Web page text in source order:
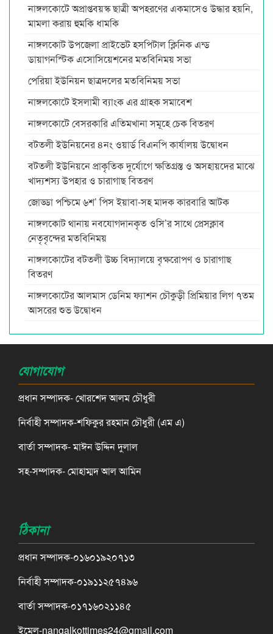
নাঙ্গলকোটে অপ্রাপ্তবয়স্ক ছাত্রী অপহরণের একমাসেও উদ্ধার হয়নি,
মামলা করায় হুমকি ধামকি
নাঙ্গলকোট উপজেলা প্রাইভেট হসপিটাল ক্লিনিক এন্ড
ডায়াগনস্টিক এসোসিয়েশনের মতবিনিময় সভা
পেরিয়া ইউনিয়ন ছাত্রদলের মতবিনিময় সভা
নাঙ্গলকোটে ইসলামী ব্যাংক এর গ্রাহক সমাবেশ
নাঙ্গলকোটে বেসরকারি এতিমখানা সমূহে চেক বিতরণ
বটতলী ইউনিয়নের ৪নং ওয়ার্ড বিএনপি কার্যালয় উদ্বোধন
বটতলী ইউনিয়নে প্রাকৃতিক দুর্যোগে ক্ষতিগ্রস্ত ও অসহায়দের মাঝে
খাদ্যশস্য উপহার ও চারাগাছ বিতরণ
জোড্ডা পশ্চিমে ৬শ’ পিস ইয়াবা-সহ মাদক কারবারি আটক
নাঙ্গলকোট থানায় নবযোগদানকৃত ওসি’র সাথে প্রেসক্লাব
নেতৃবৃন্দের মতবিনিময়
নাঙ্গলকোটের বটতলী উচ্চ বিদ্যালয়ে বৃক্ষরোপণ ও চারাগাছ
বিতরণ
নাঙ্গলকোটের আলমাস ডেনিম ফ্যাশন চৌকুড়ী প্রিমিয়ার লিগ ৭তম
আসরের শুভ উদ্বোধন
যোগাযোগ
প্রধান সম্পাদক- খোরশেদ আলম চৌধুরী
নির্বাহী সম্পাদক-শফিকুর রহমান চৌধুরী (এম এ)
বার্তা সম্পাদক- মাঈন উদ্দিন দুলাল
সহ-সম্পাদক- মোহাম্মদ আল আমিন
ঠিকানা
প্রধান সম্পাদক-০১৬০১৯২০৭১৩
নির্বাহী সম্পাদক-০১৯১১২৫৭৪৯৬
বার্তা সম্পাদক-০১৭১৬০২১১৪৫
ইমেল-nangalkottimes24@gmail.com